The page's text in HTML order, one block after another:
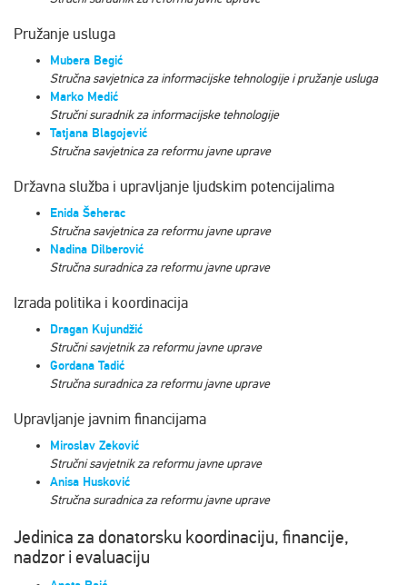
Pružanje usluga
Mubera Begić
Stručna savjetnica zainformacijske tehnologije i pružanje usluga
Marko Medić
Stručni suradnik za informacijske tehnologije
Tatjana Blagojević
Stručna savjetnica za reformu javne uprave
Državna služba i upravljanje ljudskim potencijalima
Enida Šeherac
Stručna savjetnicazareformu javne uprave
Nadina Dilberović
Stručna suradnicazareformu javne uprave
Izrada politika i koordinacija
Dragan Kujundžić
Stručni savjetnikzareformu javne uprave
Gordana Tadić
Stručna suradnica za reformu javne uprave
Upravljanje javnim financijama
Miroslav Zeković
Stručni savjetnikzareformu javne uprave
Anisa Husković
Stručna suradnicazareformu javne uprave
Jedinica za donatorsku koordinaciju, financije,
nadzor i evaluaciju